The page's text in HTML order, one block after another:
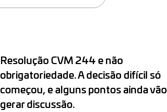
Resolução CVM 244 e não
obrigatoriedade. A decisão difícil só
começou, e alguns pontos ainda vão
gerar discussão.